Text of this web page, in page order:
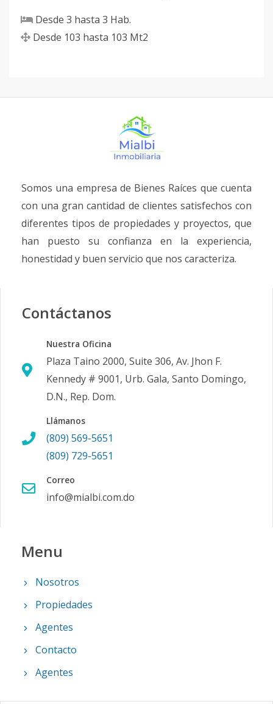
Desde 3 hasta 3 Hab.
Desde 103 hasta 103 Mt2
Somos una empresa de Bienes Raíces que cuenta
con una gran cantidad de clientes satisfechos con
diferentes tipos de propiedades y proyectos, que
han puesto su confianza en la experiencia,
honestidad y buen servicio que nos caracteriza.
Contáctanos
Nuestra Oficina
Plaza Taino 2000, Suite 306, Av. Jhon F.
Kennedy # 9001, Urb. Gala, Santo Domingo,
D.N., Rep. Dom.
Llámanos
(809) 569-5651
(809) 729-5651
Correo
info@mialbi.com.do
Menu
Nosotros
Propiedades
Agentes
Contacto
Agentes